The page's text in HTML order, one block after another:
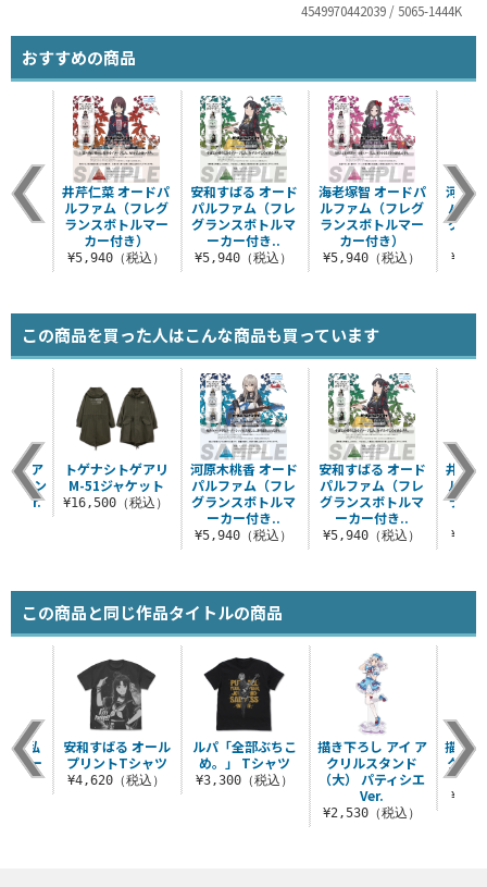
4549970442039 / 5065-1444K
おすすめの商品
安和すばる オード
パルファム（フレ
グランスボトルマ
ーカー付き..
¥5,940（税込）
海老塚智 オードパ
ルファム（フレグ
ランスボトルマー
カー付き）
¥5,940（税込）
河原
パル
グラ
井芹仁菜 オードパ
ルファム（フレグ
ランスボトルマー
カー付き）
¥5,940（税込）
この商品を買った人はこんな商品も買っています
河原木桃香 オード
パルファム（フレ
グランスボトルマ
ーカー付き..
¥5,940（税込）
安和すばる オード
パルファム（フレ
グランスボトルマ
ーカー付き..
¥5,940（税込）
井芹
ルフ
ラン
パ ア
スタン
くVer.
トゲナシトゲアリ
M-51ジャケット
¥16,500（税込）
この商品と同じ作品タイトルの商品
ルパ「全部ぶちこ
め。」 Tシャツ
¥3,300（税込）
描き下ろし アイ ア
クリルスタンド
（大） パティシエ
Ver.
¥2,530（税込）
描き
クリ
い私
ラー
安和すばる オール
プリントTシャツ
¥4,620（税込）